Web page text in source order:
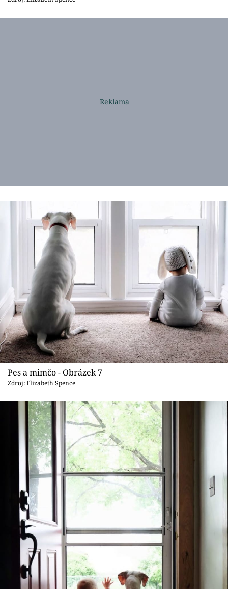
Pes a mimčo - Obrázek 7
Zdroj: Elizabeth Spence